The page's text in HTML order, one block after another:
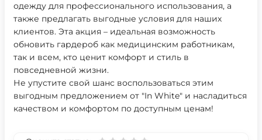
одежду для профессионального использования, а
также предлагать выгодные условия для наших
клиентов. Эта акция – идеальная возможность
обновить гардероб как медицинским работникам,
так и всем, кто ценит комфорт и стиль в
повседневной жизни.
Не упустите свой шанс воспользоваться этим
выгодным предложением от "In White" и насладиться
качеством и комфортом по доступным ценам!